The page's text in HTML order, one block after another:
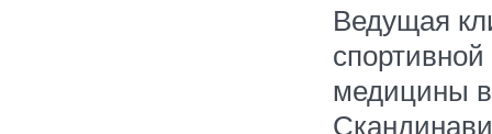
Ведущая
спортивной
медицины в